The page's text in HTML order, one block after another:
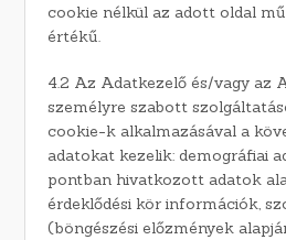
cookie nélkül az adott oldal
értékű.
4.2 Az Adatkezelő és/vagy az
személyre szabott
cookie-k alkalmazásával a
adatokat kezelik: demográfiai
pontban hivatkozott adatok
érdeklődési kör információk,
(böngészési előzmények